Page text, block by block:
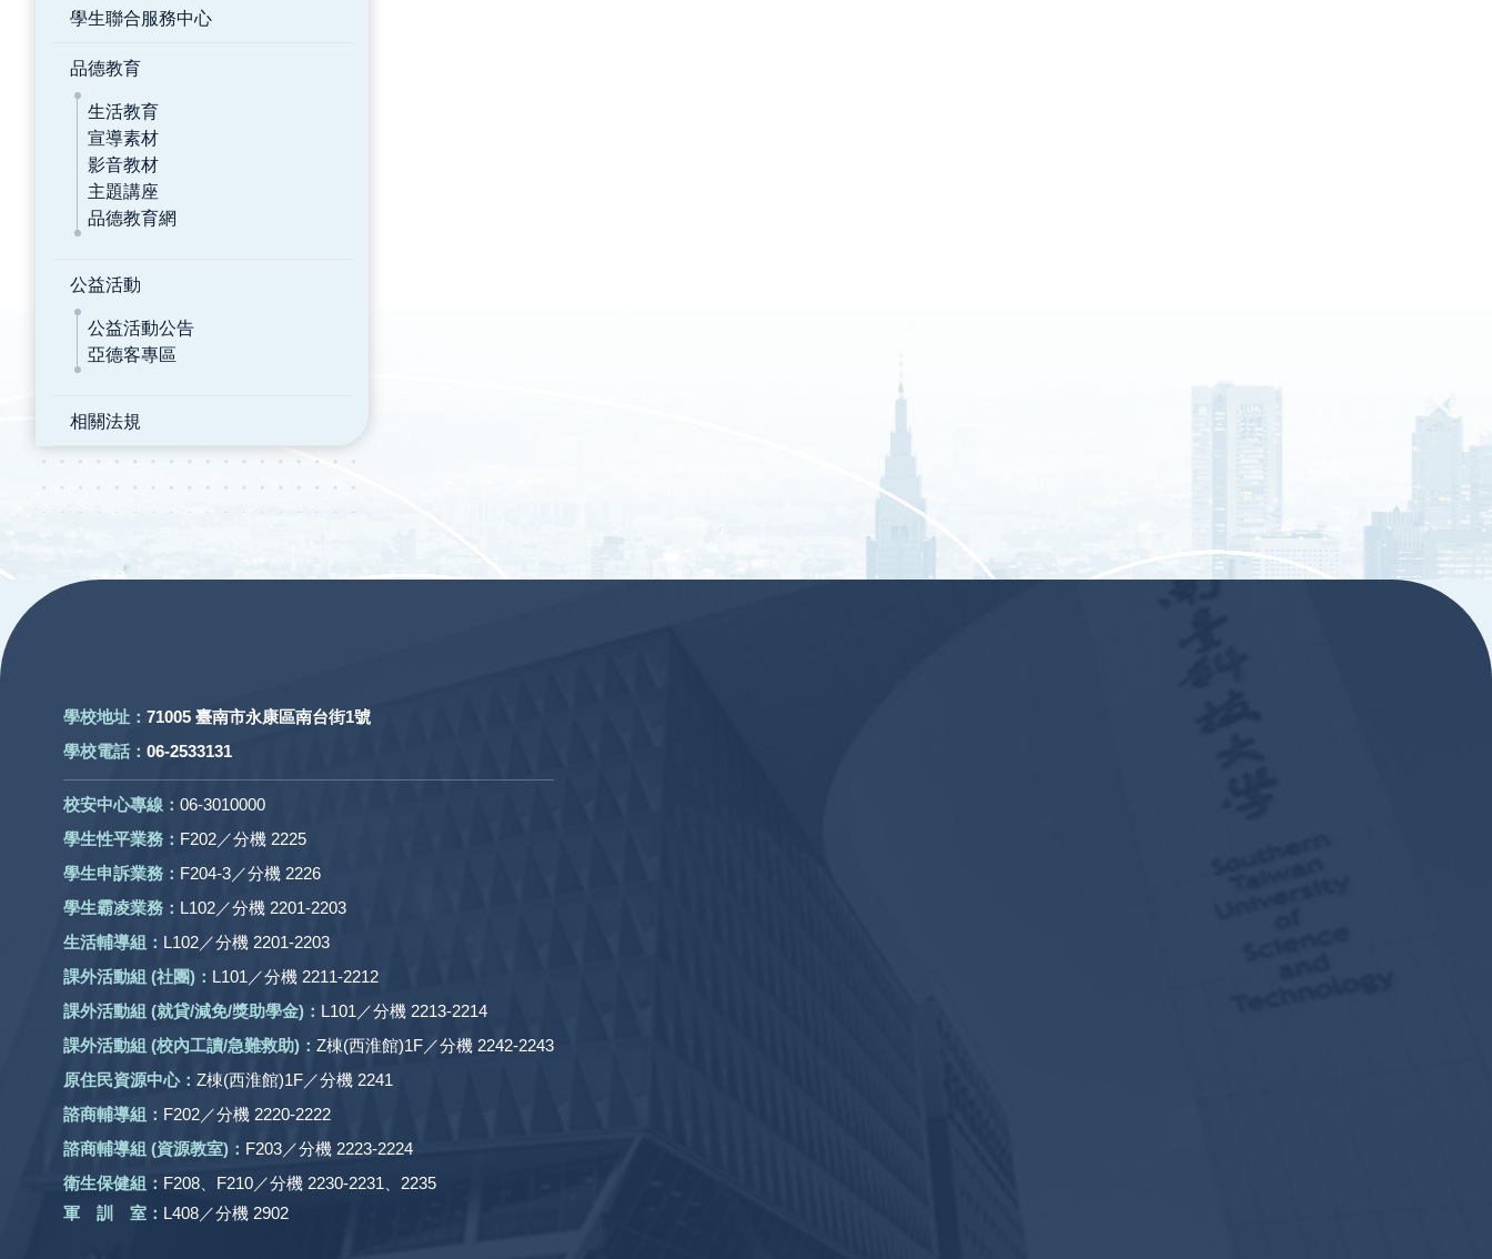
學生聯合服務中心
品德教育
生活教育
宣導素材
影音教材
主題講座
品德教育網
公益活動
公益活動公告
亞德客專區
相關法規
:::
學校地址： 71005 臺南市永康區南台街1號
學校電話： 06-2533131
校安中心專線： 06-3010000
學生性平業務： F202／分機 2225
學生申訴業務： F204-3／分機 2226
學生霸凌業務： L102／分機 2201-2203
生活輔導組： L102／分機 2201-2203
課外活動組 (社團) ： L101／分機 2211-2212
課外活動組 (就貸/減免/獎助學金)： L101／分機 2213-2214
課外活動組 (校內工讀/急難救助) ： Z棟(西淮館)1F／分機 2242-2243
原住民資源中心： Z棟(西淮館)1F／分機 2241
諮商輔導組： F202／分機 2220-2222
諮商輔導組 (資源教室)： F203／分機 2223-2224
衛生保健組： F208、F210／分機 2230-2231、2235
軍 訓 室： L408／分機 2902